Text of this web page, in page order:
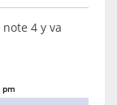
4 y va
pm